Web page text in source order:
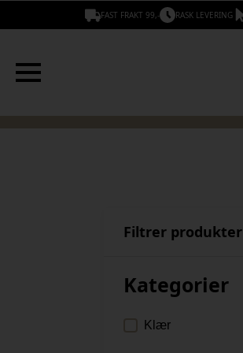
FAST FRAKT 99,- RASK LEVERING
Filtrer produkter
Kategorier
Klær